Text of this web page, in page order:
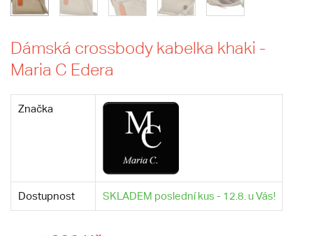
Dámská crossbody kabelka khaki -
Maria C Edera
Značka
Dostupnost SKLADEM poslední kus - 12.8. u Vás!